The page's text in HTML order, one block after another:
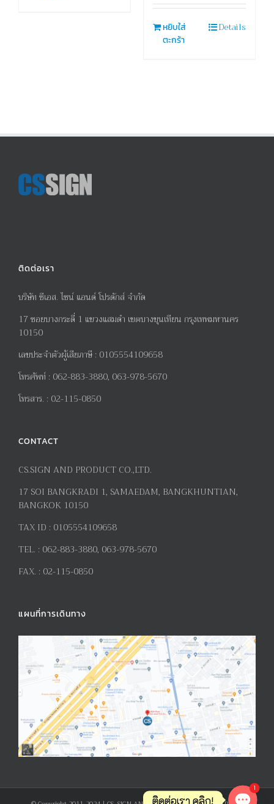
หยิบใส่
ตะกร้า
Details
ติดต่อเรา
บริษัท ซีเอส. ไซน์ แอนด์ โปรดักส์ จำกัด
17ซอยบางกระดี่ 1 แขวงแสมดำ เขตบางขุนเทียน กรุงเทพมหานคร
10150
เลขประจำตัวผู้เสียภาษี : 0105554109658
โทรศัพท์ : 062-883-3880, 063-978-5670
โทรสาร. : 02-115-0850
CONTACT
CS.SIGN AND PRODUCT CO.,LTD.
17 SOI BANGKRADI 1, SAMAEDAM, BANGKHUNTIAN,
BANGKOK 10150
TAX ID : 0105554109658
TEL. : 062-883-3880, 063-978-5670
FAX. : 02-115-0850
แผนที่การเดินทาง
ติดต่อเรา คลิก!
1